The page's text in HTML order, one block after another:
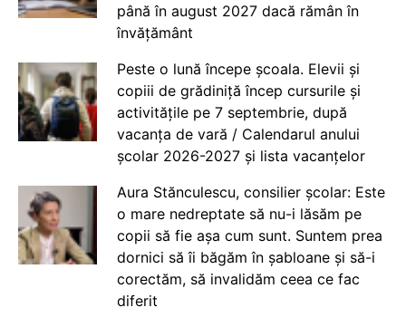
până în august 2027 dacă rămân în
învățământ
Peste o lună începe școala. Elevii și
copiii de grădiniță încep cursurile și
activitățile pe 7 septembrie, după
vacanța de vară / Calendarul anului
școlar 2026-2027 și lista vacanțelor
Aura Stănculescu, consilier școlar: Este
o mare nedreptate să nu-i lăsăm pe
copii să fie așa cum sunt. Suntem prea
dornici să îi băgăm în șabloane și să-i
corectăm, să invalidăm ceea ce fac
diferit